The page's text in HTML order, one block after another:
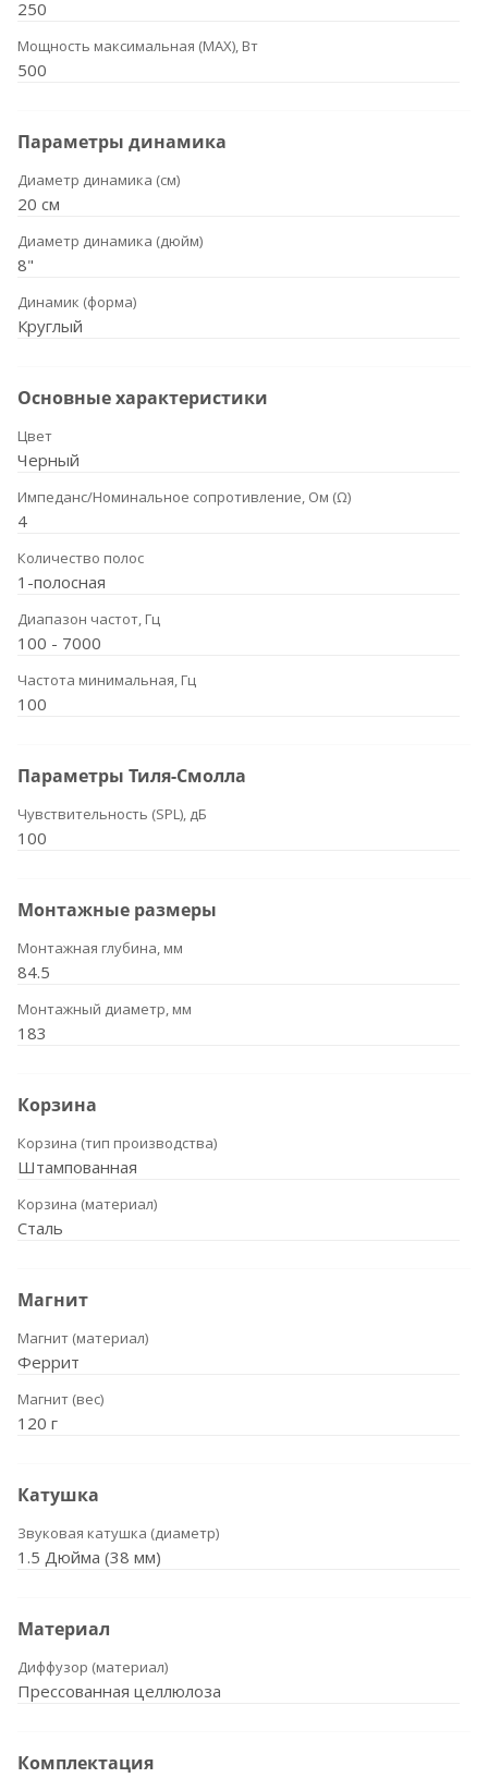
250
Мощность максимальная (MAX), Вт
500
Параметры динамика
Диаметр динамика (см)
20 см
Диаметр динамика (дюйм)
8"
Динамик (форма)
Круглый
Основные характеристики
Цвет
Черный
Импеданс/Номинальное сопротивление, Ом (Ω)
4
Количество полос
1-полосная
Диапазон частот, Гц
100 - 7000
Частота минимальная, Гц
100
Параметры Тиля-Смолла
Чувствительность (SPL), дБ
100
Монтажные размеры
Монтажная глубина, мм
84.5
Монтажный диаметр, мм
183
Корзина
Корзина (тип производства)
Штампованная
Корзина (материал)
Сталь
Магнит
Магнит (материал)
Феррит
Магнит (вес)
120 г
Катушка
Звуковая катушка (диаметр)
1.5 Дюйма (38 мм)
Материал
Диффузор (материал)
Прессованная целлюлоза
Комплектация